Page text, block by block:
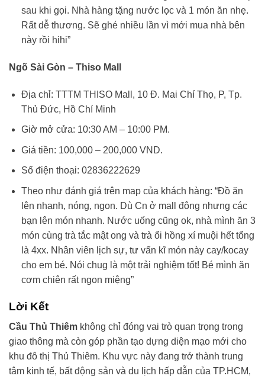
sau khi gọi. Nhà hàng tặng nước lọc và 1 món ăn nhẹ.
Rất dễ thương. Sẽ ghé nhiều lần vì mới mua nhà bên
này rồi hihi”
Ngõ Sài Gòn – Thiso Mall
Địa chỉ: TTTM THISO Mall, 10 Đ. Mai Chí Thọ, P, Tp.
Thủ Đức, Hồ Chí Minh
Giờ mở cửa: 10:30 AM – 10:00 PM.
Giá tiền: 100,000 – 200,000 VND.
Số điện thoại: 02836222629
Theo như đánh giá trên map của khách hàng: “Đồ ăn
lên nhanh, nóng, ngon. Dù Cn ở mall đông nhưng các
bạn lên món nhanh. Nước uống cũng ok, nhà mình ăn 3
món cùng trà tắc mật ong và trà ổi hồng xí muội hết tổng
là 4xx. Nhân viên lịch sự, tư vấn kĩ món này cay/kocay
cho em bé. Nói chug là một trải nghiệm tốt! Bé mình ăn
cơm chiên rất ngon miệng”
Lời Kết
Cầu Thủ Thiêm không chỉ đóng vai trò quan trọng trong
giao thông mà còn góp phần tạo dựng diện mạo mới cho
khu đô thị Thủ Thiêm. Khu vực này đang trở thành trung
tâm kinh tế, bất động sản và du lịch hấp dẫn của TP.HCM,